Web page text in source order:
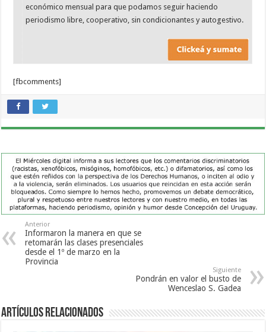
económico mensual para que podamos seguir haciendo
periodismo libre, cooperativo, sin condicionantes y autogestivo.
[fbcomments]
Anterior
Informaron la manera en que se
retomarán las clases presenciales
desde el 1º de marzo en la
Provincia
Siguiente
Pondrán en valor el busto de
Wenceslao S. Gadea
Artículos Relacionados